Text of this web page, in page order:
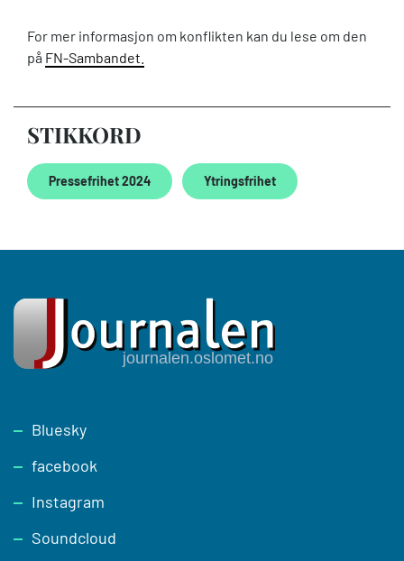
For mer informasjon om konflikten kan du lese om den
på FN-Sambandet.
STIKKORD
Pressefrihet 2024 Ytringsfrihet
Footer
Bluesky
facebook
Instagram
Soundcloud